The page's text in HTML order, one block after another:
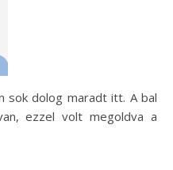
sok dolog maradt itt. A bal
ezzel volt megoldva a